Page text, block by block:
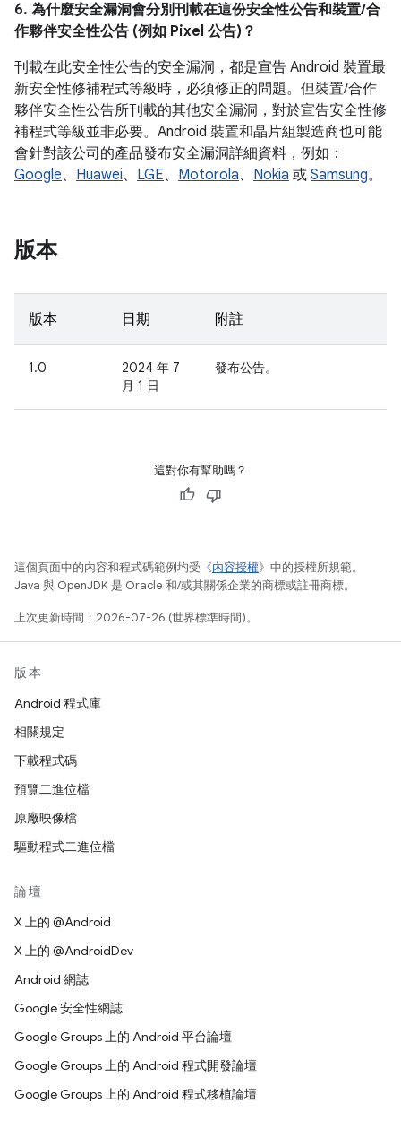
6. 為什麼安全漏洞會分別刊載在這份安全性公告和裝置/合
作夥伴安全性公告 (例如 Pixel 公告)？
刊載在此安全性公告的安全漏洞，都是宣告 Android 裝置最
新安全性修補程式等級時，必須修正的問題。但裝置/合作
夥伴安全性公告所刊載的其他安全漏洞，對於宣告安全性修
補程式等級並非必要。Android 裝置和晶片組製造商也可能
會針對該公司的產品發布安全漏洞詳細資料，例如：
Google、 Huawei、 LGE、 Motorola、 Nokia 或 Samsung。
版本
版本 日期 附註
1.0
2024 年 7
月 1 日
發布公告。
這對你有幫助嗎？
這個頁面中的內容和程式碼範例均受《內容授權》中的授權所規範。
Java 與 OpenJDK 是 Oracle 和/或其關係企業的商標或註冊商標。
上次更新時間：2026-07-26 (世界標準時間)。
版本
Android 程式庫
相關規定
下載程式碼
預覽二進位檔
原廠映像檔
驅動程式二進位檔
論壇
X 上的 @Android
X 上的 @AndroidDev
Android 網誌
Google 安全性網誌
Google Groups 上的 Android 平台論壇
Google Groups 上的 Android 程式開發論壇
Google Groups 上的 Android 程式移植論壇